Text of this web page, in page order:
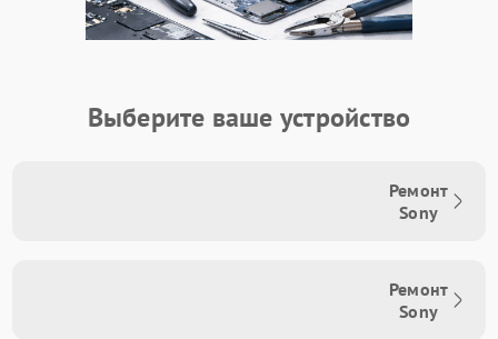
Выберите ваше устройство
Ремонт
Sony
Ремонт
Sony